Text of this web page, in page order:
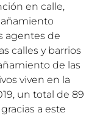
en calle,
agentes de
calles y barrios
de las
viven en la
un total de 89
a este